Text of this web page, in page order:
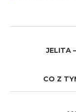
JELITA
CO Z